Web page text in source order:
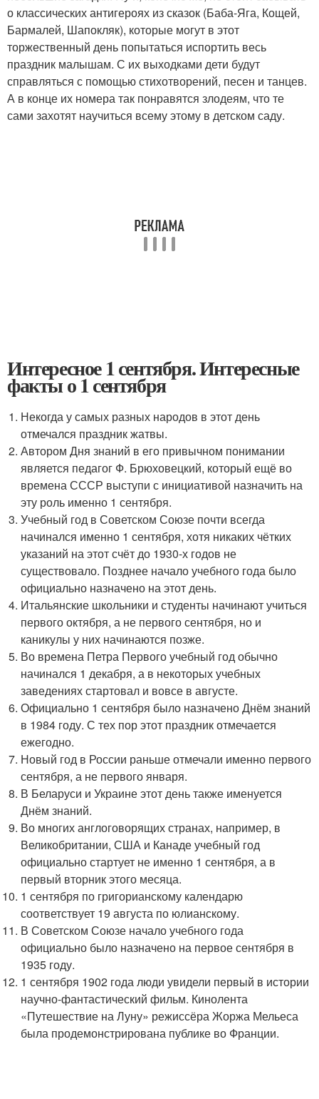
о классических антигероях из сказок (Баба-Яга, Кощей,
Бармалей, Шапокляк), которые могут в этот
торжественный день попытаться испортить весь
праздник малышам. С их выходками дети будут
справляться с помощью стихотворений, песен и танцев.
А в конце их номера так понравятся злодеям, что те
сами захотят научиться всему этому в детском саду.
Интересное 1 сентября. Интересные
факты о 1 сентября
Некогда у самых разных народов в этот день
отмечался праздник жатвы.
Автором Дня знаний в его привычном понимании
является педагог Ф. Брюховецкий, который ещё во
времена СССР выступи с инициативой назначить на
эту роль именно 1 сентября.
Учебный год в Советском Союзе почти всегда
начинался именно 1 сентября, хотя никаких чётких
указаний на этот счёт до 1930-х годов не
существовало. Позднее начало учебного года было
официально назначено на этот день.
Итальянские школьники и студенты начинают учиться
первого октября, а не первого сентября, но и
каникулы у них начинаются позже.
Во времена Петра Первого учебный год обычно
начинался 1 декабря, а в некоторых учебных
заведениях стартовал и вовсе в августе.
Официально 1 сентября было назначено Днём знаний
в 1984 году. С тех пор этот праздник отмечается
ежегодно.
Новый год в России раньше отмечали именно первого
сентября, а не первого января.
В Беларуси и Украине этот день также именуется
Днём знаний.
Во многих англоговорящих странах, например, в
Великобритании, США и Канаде учебный год
официально стартует не именно 1 сентября, а в
первый вторник этого месяца.
1 сентября по григорианскому календарю
соответствует 19 августа по юлианскому.
В Советском Союзе начало учебного года
официально было назначено на первое сентября в
1935 году.
1 сентября 1902 года люди увидели первый в истории
научно-фантастический фильм. Кинолента
«Путешествие на Луну» режиссёра Жоржа Мельеса
была продемонстрирована публике во Франции.